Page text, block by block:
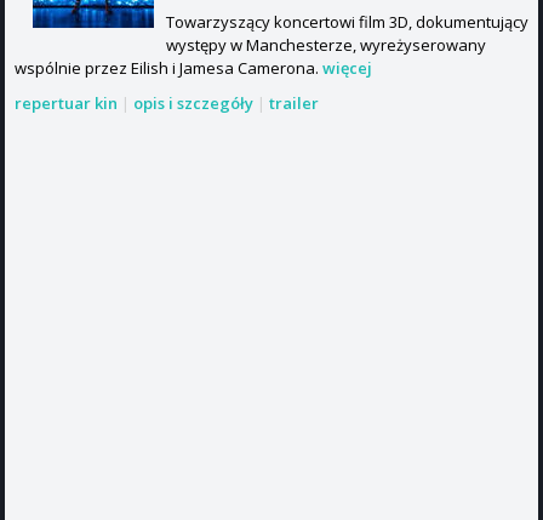
Towarzyszący koncertowi film 3D, dokumentujący
występy w Manchesterze, wyreżyserowany
wspólnie przez Eilish i Jamesa Camerona. więcej
repertuar kin | opis i szczegóły | trailer